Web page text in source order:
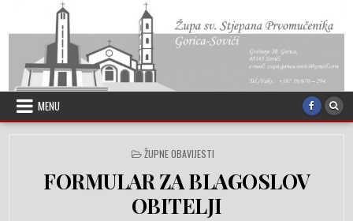
Skip to content
MENU
POSTED IN
ŽUPNE OBAVIJESTI
FORMULAR ZA BLAGOSLOV
OBITELJI